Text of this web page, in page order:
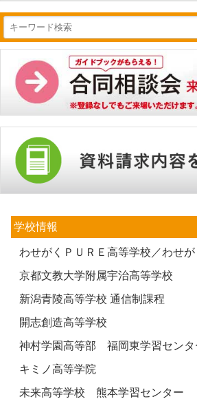
学校情報
わせがくＰＵＲＥ高等学校／わせ
京都文教大学附属宇治高等学校
新潟青陵高等学校 通信制課程
開志創造高等学校
神村学園高等部 福岡東学習センタ
キミノ高等学院
未来高等学校 熊本学習センター